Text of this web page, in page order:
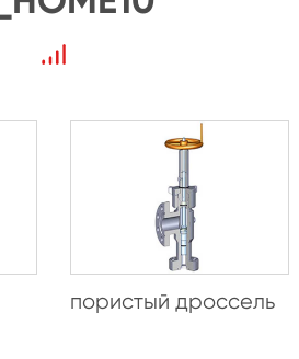
пористый дроссель